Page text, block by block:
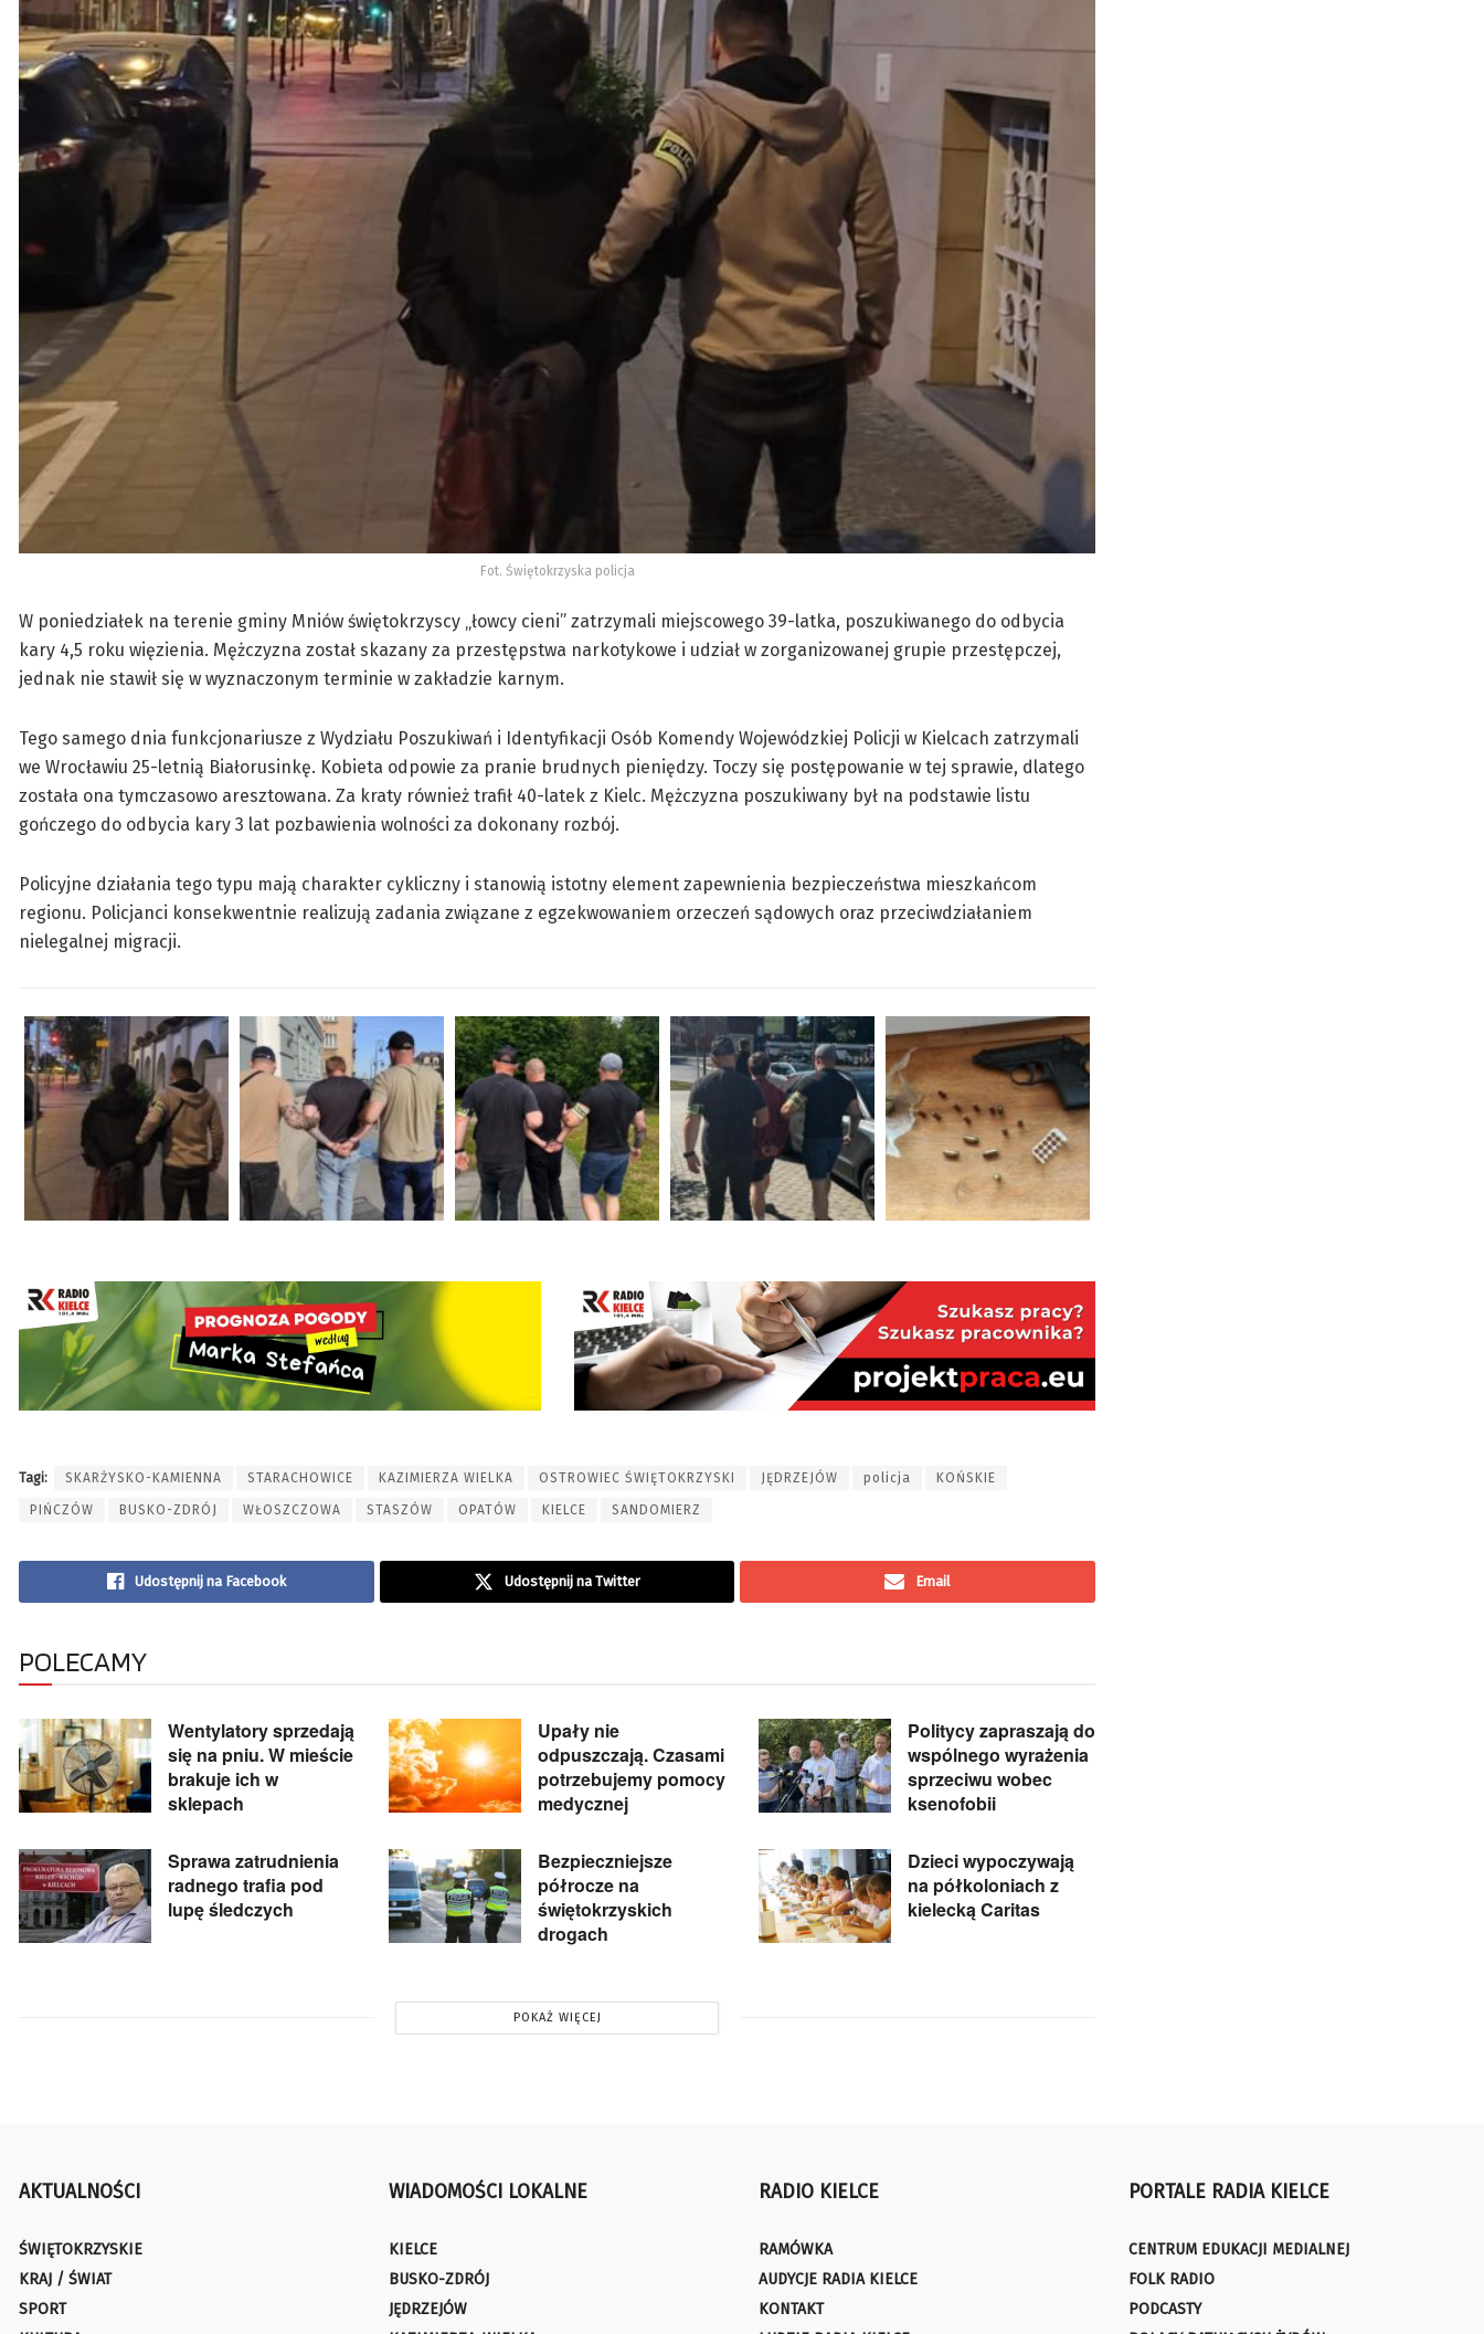
Fot. Świętokrzyska policja
W poniedziałek na terenie gminy Mniów świętokrzyscy „łowcy cieni” zatrzymali miejscowego 39-latka, poszukiwanego do odbycia
kary 4,5 roku więzienia. Mężczyzna został skazany za przestępstwa narkotykowe i udział w zorganizowanej grupie przestępczej,
jednak nie stawił się w wyznaczonym terminie w zakładzie karnym.
Tego samego dnia funkcjonariusze z Wydziału Poszukiwań i Identyfikacji Osób Komendy Wojewódzkiej Policji w Kielcach zatrzymali
we Wrocławiu 25-letnią Białorusinkę. Kobieta odpowie za pranie brudnych pieniędzy. Toczy się postępowanie w tej sprawie, dlatego
została ona tymczasowo aresztowana. Za kraty również trafił 40-latek z Kielc. Mężczyzna poszukiwany był na podstawie listu
gończego do odbycia kary 3 lat pozbawienia wolności za dokonany rozbój.
Policyjne działania tego typu mają charakter cykliczny i stanowią istotny element zapewnienia bezpieczeństwa mieszkańcom
regionu. Policjanci konsekwentnie realizują zadania związane z egzekwowaniem orzeczeń sądowych oraz przeciwdziałaniem
nielegalnej migracji.
Tagi: SKARŻYSKO-KAMIENNA STARACHOWICE KAZIMIERZA WIELKA OSTROWIEC ŚWIĘTOKRZYSKI JĘDRZEJÓW policja KOŃSKIE
PIŃCZÓW BUSKO-ZDRÓJ WŁOSZCZOWA STASZÓW OPATÓW KIELCE SANDOMIERZ
Udostępnij na Facebook Udostępnij na Twitter Email
POLECAMY
Wentylatory sprzedają
się na pniu. W mieście
brakuje ich w
sklepach
Upały nie
odpuszczają. Czasami
potrzebujemy pomocy
medycznej
Politycy zapraszają do
wspólnego wyrażenia
sprzeciwu wobec
ksenofobii
Sprawa zatrudnienia
radnego trafia pod
lupę śledczych
Bezpieczniejsze
półrocze na
świętokrzyskich
drogach
Dzieci wypoczywają
na półkoloniach z
kielecką Caritas
POKAŻ WIĘCEJ
AKTUALNOŚCI
ŚWIĘTOKRZYSKIE
KRAJ / ŚWIAT
SPORT
WIADOMOŚCI LOKALNE
KIELCE
BUSKO-ZDRÓJ
JĘDRZEJÓW
RADIO KIELCE
RAMÓWKA
AUDYCJE RADIA KIELCE
KONTAKT
PORTALE RADIA KIELCE
CENTRUM EDUKACJI MEDIALNEJ
FOLK RADIO
PODCASTY